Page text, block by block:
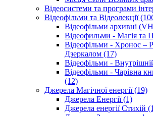
Відеосистеми та програми
Відеофільми та Відеолекції
Відеофільми архивні
Відеофильми - Магія та
Відеофільми - Хронос –
Дзеркалом (17)
Відеофільми -
Відеофільми - Чарівна
(12)
Джерела Магічної енергії (19)
Джерела Енергії (1)
Джерела енергії Стихій